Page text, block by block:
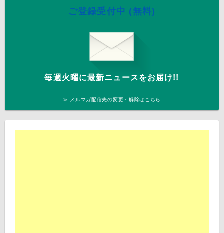
ご登録受付中 (無料)
毎週火曜に最新ニュースをお届け!!
≫ メルマガ配信先の変更・解除はこちら